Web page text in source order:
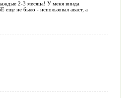
2-3 месяца! У меня винда
еще не было - использовал аваст, а